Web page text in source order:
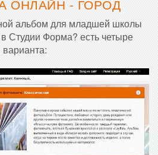
ОНЛАЙН - ГОРОД
альбом для младшей школы
Студии Форма? есть четыре
варианта: